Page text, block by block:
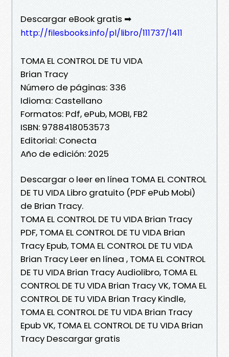
Descargar eBook gratis ➡
http://filesbooks.info/pl/libro/111737/1411
TOMA EL CONTROL DE TU VIDA
Brian Tracy
Número de páginas: 336
Idioma: Castellano
Formatos: Pdf, ePub, MOBI, FB2
ISBN: 9788418053573
Editorial: Conecta
Año de edición: 2025
Descargar o leer en línea TOMA EL CONTROL
DE TU VIDA Libro gratuito (PDF ePub Mobi)
de Brian Tracy.
TOMA EL CONTROL DE TU VIDA Brian Tracy
PDF, TOMA EL CONTROL DE TU VIDA Brian
Tracy Epub, TOMA EL CONTROL DE TU VIDA
Brian Tracy Leer en línea , TOMA EL CONTROL
DE TU VIDA Brian Tracy Audiolibro, TOMA EL
CONTROL DE TU VIDA Brian Tracy VK, TOMA EL
CONTROL DE TU VIDA Brian Tracy Kindle,
TOMA EL CONTROL DE TU VIDA Brian Tracy
Epub VK, TOMA EL CONTROL DE TU VIDA Brian
Tracy Descargar gratis